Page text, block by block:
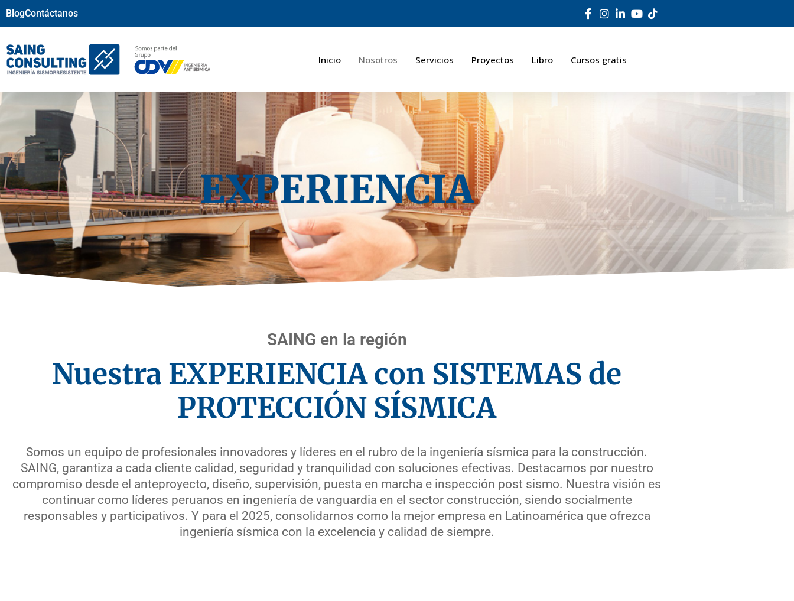
BlogContáctanos
Inicio Nosotros Servicios Proyectos Libro Cursos gratis
EXPERIENCIA
SAING en la región
Nuestra EXPERIENCIA con SISTEMAS de
PROTECCIÓN SÍSMICA
Somos un equipo de profesionales innovadores y líderes en el rubro de la ingeniería sísmica para la construcción.
SAING, garantiza a cada cliente calidad, seguridad y tranquilidad con soluciones efectivas. Destacamos por nuestro
compromiso desde el anteproyecto, diseño, supervisión, puesta en marcha e inspección post sismo. Nuestra visión es
continuar como líderes peruanos en ingeniería de vanguardia en el sector construcción, siendo socialmente
responsables y participativos. Y para el 2025, consolidarnos como la mejor empresa en Latinoamérica que ofrezca
ingeniería sísmica con la excelencia y calidad de siempre.